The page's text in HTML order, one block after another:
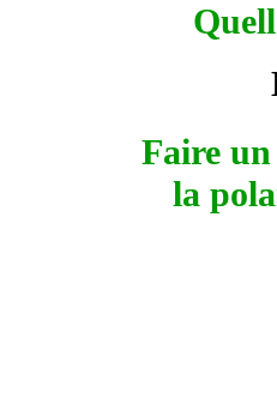
Faire
la